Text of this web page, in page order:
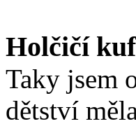
Holčičí
Taky jsem
dětství